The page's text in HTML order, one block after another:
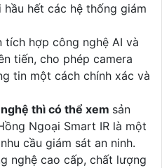
hết các hệ thống giám
tích hợp công nghệ AI và
tiến, cho phép camera
tin một cách chính xác và
thì có thể xem sản
Ngoại Smart IR là một
cầu giám sát an ninh.
nghệ cao cấp, chất lượng